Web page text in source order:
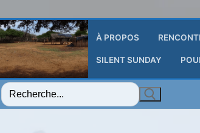
À PROPOS
SILENT SUNDAY
Rechercher
: